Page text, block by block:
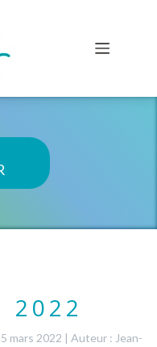
2022
mars 2022 | Auteur : Jean-